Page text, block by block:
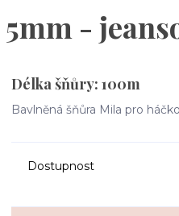
-
Délka šňůry: 100m
Bavlněná šňůra Mila pro
Dostupnost